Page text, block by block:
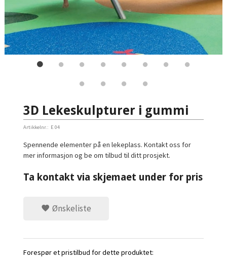
3D Lekeskulpturer i gummi
Artikkelnr.: E 04
Spennende elementer på en lekeplass. Kontakt oss for
mer informasjon og be om tilbud til ditt prosjekt.
Ta kontakt via skjemaet under for pris
Ønskeliste
Forespør et pristilbud for dette produktet: